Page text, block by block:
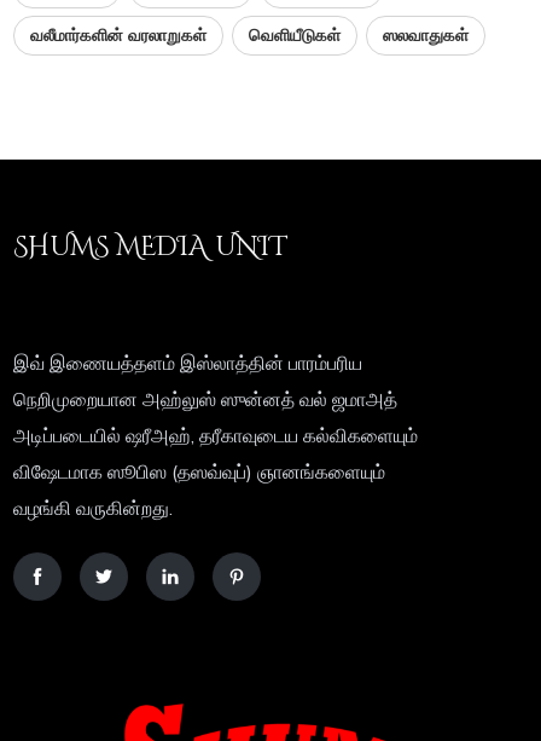
வலீமார்களின் வரலாறுகள் வெளியீடுகள் ஸலவாதுகள்
SHUMS MEDIA UNIT
இவ் இணையத்தளம் இஸ்லாத்தின் பாரம்பரிய
நெறிமுறையான அஹ்லுஸ் ஸுன்னத் வல் ஜமாஅத்
அடிப்படையில் ஷரீஅஹ், தரீகாவுடைய கல்விகளையும்
விஷேடமாக ஸூபிஸ (தஸவ்வுப்) ஞானங்களையும்
வழங்கி வருகின்றது.